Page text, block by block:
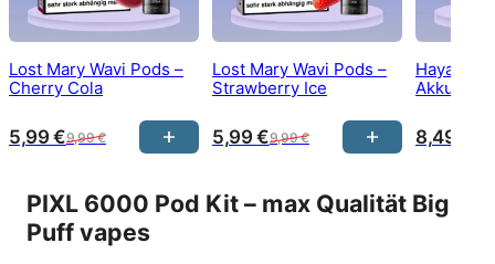
Lost Mary Wavi Pods –
Cherry Cola
9,99€
5,99€
Lost Mary Wavi Pods –
Strawberry Ice
9,99€
5,99€
Hayati
Akku –
8,49
PIXL 6000 Pod Kit – max Qualität Big
Puff vapes